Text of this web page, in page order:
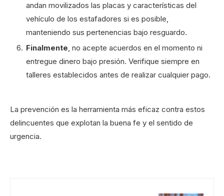
andan movilizados las placas y características del
vehículo de los estafadores si es posible,
manteniendo sus pertenencias bajo resguardo.
Finalmente, no acepte acuerdos en el momento ni
entregue dinero bajo presión. Verifique siempre en
talleres establecidos antes de realizar cualquier pago.
La prevención es la herramienta más eficaz contra estos
delincuentes que explotan la buena fe y el sentido de
urgencia.